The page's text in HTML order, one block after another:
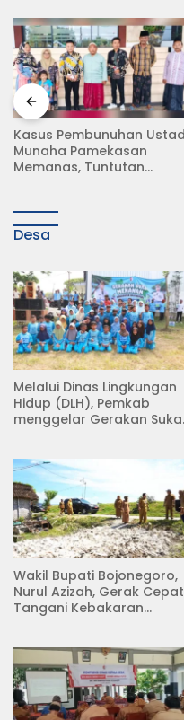
Meluruskan Penjungkir-
balikan Akal Sehat Ahli
Dalam Kasus Ijasah
Desa
Melalui Dinas Lingkungan
Hidup (DLH), Pemkab
menggelar Gerakan Suka
Wakil Bupati Bojonegoro,
Nurul Azizah, Gerak Cepat
Tangani Kebakaran